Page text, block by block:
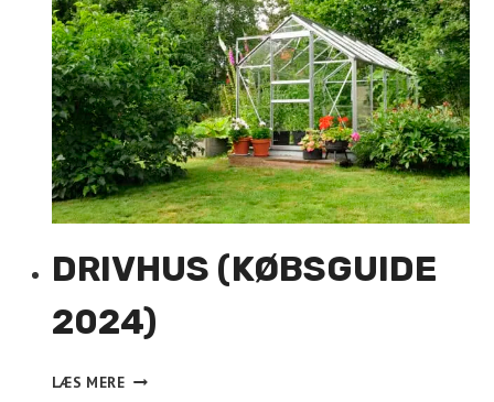
DRIVHUS (KØBSGUIDE
2024)
LÆS MEREDRIVHUS